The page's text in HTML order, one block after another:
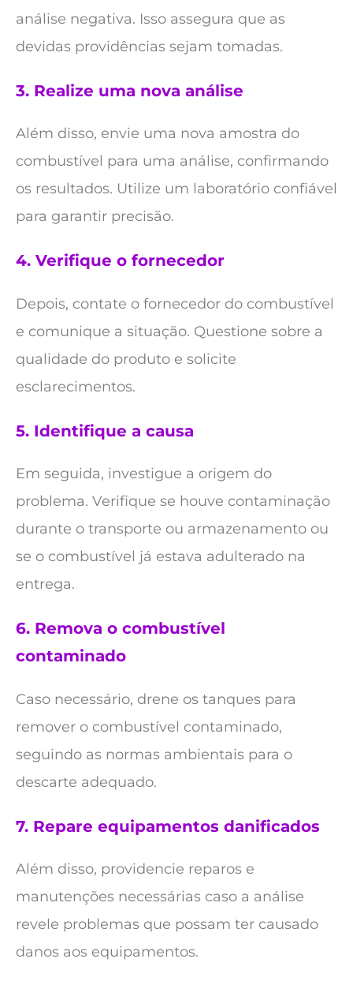
análise negativa. Isso assegura que as
devidas providências sejam tomadas.
3. Realize uma nova análise
Além disso, envie uma nova amostra do
combustível para uma análise, confirmando
os resultados. Utilize um laboratório confiável
para garantir precisão.
4. Verifique o fornecedor
Depois, contate o fornecedor do combustível
e comunique a situação. Questione sobre a
qualidade do produto e solicite
esclarecimentos.
5. Identifique a causa
Em seguida, investigue a origem do
problema. Verifique se houve contaminação
durante o transporte ou armazenamento ou
se o combustível já estava adulterado na
entrega.
6. Remova o combustível
contaminado
Caso necessário, drene os tanques para
remover o combustível contaminado,
seguindo as normas ambientais para o
descarte adequado.
7. Repare equipamentos danificados
Além disso, providencie reparos e
manutenções necessárias caso a análise
revele problemas que possam ter causado
danos aos equipamentos.